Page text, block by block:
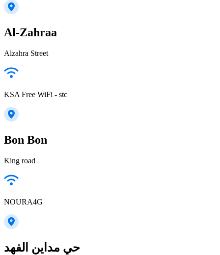
Al-Zahraa
Alzahra Street
KSA Free WiFi - stc
Bon Bon
King road
NOURA4G
حي مداين الفهد